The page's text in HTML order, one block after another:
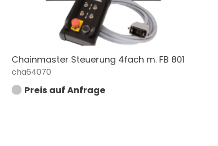
Chainmaster Steuerung 4fach m. FB 801
cha64070
Preis auf Anfrage